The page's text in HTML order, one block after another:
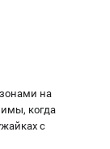
на
когда
с